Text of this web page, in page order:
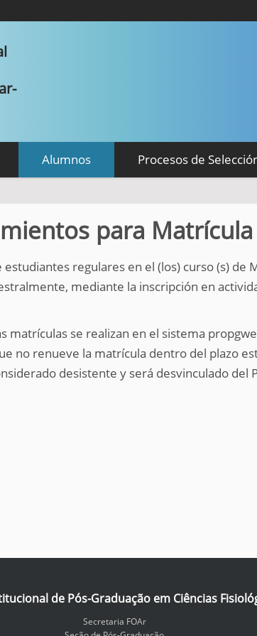
Alumnos Procesos de
para Matrícula
estudiantes regulares en el (los) curso (s) de
mediante la inscripción en
matrículas se realizan en el sistema
no renueve la matrícula dentro del plazo
desistente y será desvinculado del
de Pós-Graduação em Ciências
Secretaria FOAr